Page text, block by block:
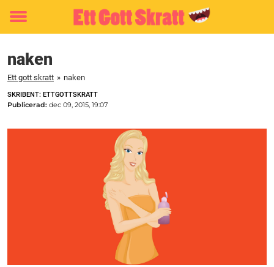
Toggle
naken
Ett gott skratt » naken
SKRIBENT: ETTGOTTSKRATT
Publicerad: dec 09, 2015, 19:07